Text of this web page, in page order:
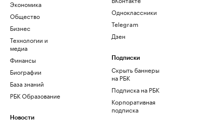
Экономика
Общество
Бизнес
Технологии и
медиа
Финансы
Биографии
База знаний
РБК Образование
Новости
Одноклассники
Telegram
Дзен
Подписки
Скрыть баннеры
на РБК
Подписка на РБК
Корпоративная
подписка